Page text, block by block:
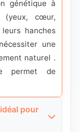
génétique à
(yeux, cœur,
hanches
une
naturel .
permet de
pour